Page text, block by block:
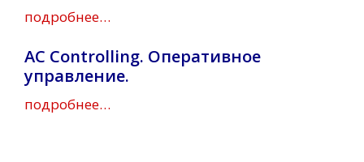
подробнее…
AC Controlling. Оперативное
управление.
подробнее…